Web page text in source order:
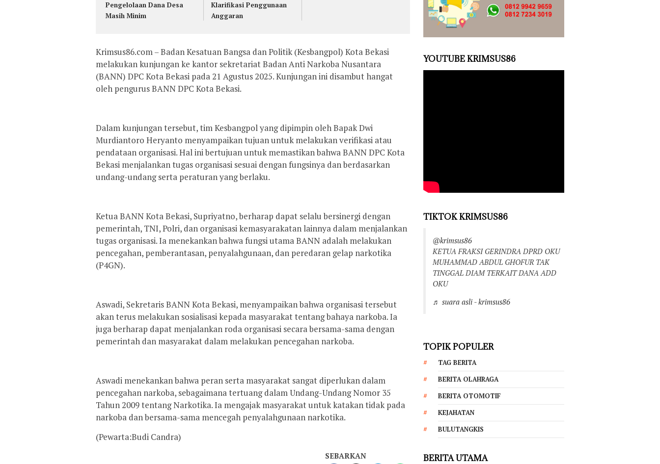
Pengelolaan Dana Desa
Masih Minim
Klarifikasi Penggunaan
Anggaran
Krimsus86.com – Badan Kesatuan Bangsa dan Politik (Kesbangpol) Kota Bekasi
melakukan kunjungan ke kantor sekretariat Badan Anti Narkoba Nusantara
(BANN) DPC Kota Bekasi pada 21 Agustus 2025. Kunjungan ini disambut hangat
oleh pengurus BANN DPC Kota Bekasi.
Dalam kunjungan tersebut, tim Kesbangpol yang dipimpin oleh Bapak Dwi
Murdiantoro Heryanto menyampaikan tujuan untuk melakukan verifikasi atau
pendataan organisasi. Hal ini bertujuan untuk memastikan bahwa BANN DPC Kota
Bekasi menjalankan tugas organisasi sesuai dengan fungsinya dan berdasarkan
undang-undang serta peraturan yang berlaku.
Ketua BANN Kota Bekasi, Supriyatno, berharap dapat selalu bersinergi dengan
pemerintah, TNI, Polri, dan organisasi kemasyarakatan lainnya dalam menjalankan
tugas organisasi. Ia menekankan bahwa fungsi utama BANN adalah melakukan
pencegahan, pemberantasan, penyalahgunaan, dan peredaran gelap narkotika
(P4GN).
Aswadi, Sekretaris BANN Kota Bekasi, menyampaikan bahwa organisasi tersebut
akan terus melakukan sosialisasi kepada masyarakat tentang bahaya narkoba. Ia
juga berharap dapat menjalankan roda organisasi secara bersama-sama dengan
pemerintah dan masyarakat dalam melakukan pencegahan narkoba.
Aswadi menekankan bahwa peran serta masyarakat sangat diperlukan dalam
pencegahan narkoba, sebagaimana tertuang dalam Undang-Undang Nomor 35
Tahun 2009 tentang Narkotika. Ia mengajak masyarakat untuk katakan tidak pada
narkoba dan bersama-sama mencegah penyalahgunaan narkotika.
(Pewarta:Budi Candra)
SEBARKAN
YOUTUBE KRIMSUS86
TIKTOK KRIMSUS86
@krimsus86
KETUA FRAKSI GERINDRA DPRD OKU
MUHAMMAD ABDUL GHOFUR TAK
TINGGAL DIAM TERKAIT DANA ADD
OKU
♬ suara asli - krimsus86
TOPIK POPULER
TAG BERITA
BERITA OLAHRAGA
BERITA OTOMOTIF
KEJAHATAN
BULUTANGKIS
BERITA UTAMA